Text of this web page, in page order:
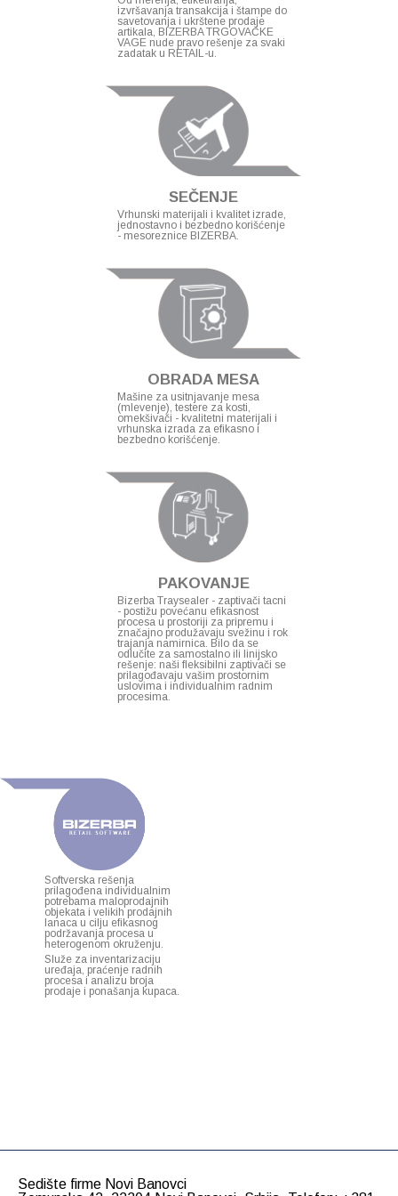
izvršavanja transakcija i štampe do
savetovanja i ukrštene prodaje
artikala, BIZERBA TRGOVAČKE
VAGE nude pravo rešenje za svaki
zadatak u RETAIL-u.
SEČENJE
Vrhunski materijali i kvalitet izrade,
jednostavno i bezbedno korišćenje
- mesoreznice BIZERBA.
OBRADA MESA
Mašine za usitnjavanje mesa
(mlevenje), testere za kosti,
omekšivači - kvalitetni materijali i
vrhunska izrada za efikasno i
bezbedno korišćenje.
PAKOVANJE
Bizerba Traysealer - zaptivači tacni
- postižu povećanu efikasnost
procesa u prostoriji za pripremu i
značajno produžavaju svežinu i rok
trajanja namirnica. Bilo da se
odlučite za samostalno ili linijsko
rešenje: naši fleksibilni zaptivači se
prilagođavaju vašim prostornim
uslovima i individualnim radnim
procesima.
Softverska rešenja
prilagođena individualnim
potrebama maloprodajnih
objekata i velikih prodajnih
lanaca u cilju efikasnog
podržavanja procesa u
heterogenom okruženju.
Služe za inventarizaciju
uređaja, praćenje radnih
procesa i analizu broja
prodaje i ponašanja kupaca.
Sedište firme Novi Banovci